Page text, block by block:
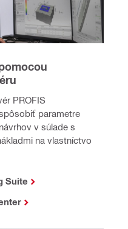
PROFIS
parametre
v súlade s
na vlastníctvo
Suite